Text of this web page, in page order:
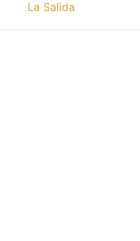
La Salida